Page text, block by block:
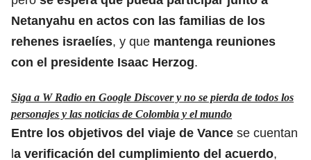
Netanyahu en actos con las familias de los
rehenes israelíes, y que mantenga reuniones
con el presidente Isaac Herzog.
Siga a W Radio en Google Discover y no se pierda de todos los
personajes y las noticias de Colombia y el mundo
Entre los objetivos del viaje de Vance se cuentan
la verificación del cumplimiento del acuerdo,